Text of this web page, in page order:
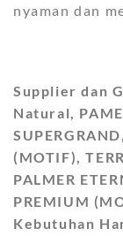
nyaman dan
Supplier dan
Natural,
(MOTIF),
PALMER
PREMIUM
Kebutuhan